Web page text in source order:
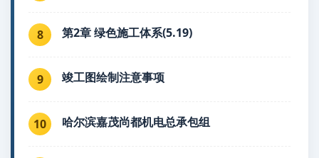
8 第2章 绿色施工体系(5.19)
9 竣工图绘制注意事项
10 哈尔滨嘉茂尚都机电总承包组